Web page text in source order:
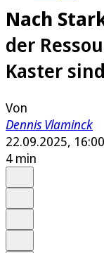
Nach
der
Kaster
Von
Dennis Vlaminck
22.09.2025,
4 min